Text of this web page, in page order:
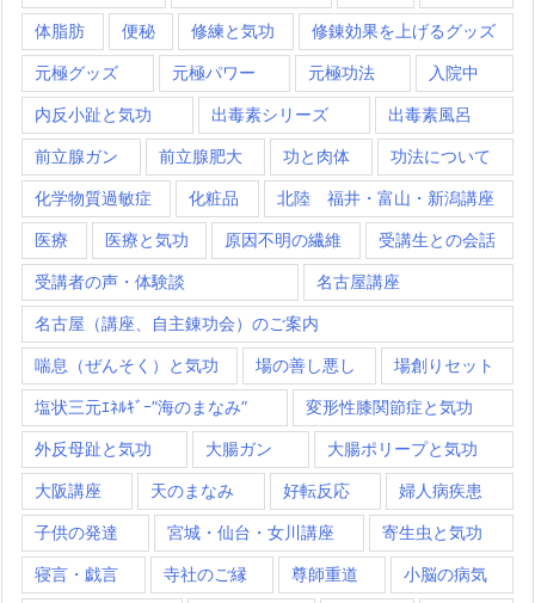
体脂肪 便秘 修練と気功 修錬効果を上げるグッズ
元極グッズ 元極パワー 元極功法 入院中
内反小趾と気功 出毒素シリーズ 出毒素風呂
前立腺ガン 前立腺肥大 功と肉体 功法について
化学物質過敏症 化粧品 北陸 福井・富山・新潟講座
医療 医療と気功 原因不明の繊維 受講生との会話
受講者の声・体験談 名古屋講座
名古屋（講座、自主錬功会）のご案内
喘息（ぜんそく）と気功 場の善し悪し 場創りセット
塩状三元ｴﾈﾙｷﾞｰ”海のまなみ” 変形性膝関節症と気功
外反母趾と気功 大腸ガン 大腸ポリープと気功
大阪講座 天のまなみ 好転反応 婦人病疾患
子供の発達 宮城・仙台・女川講座 寄生虫と気功
寝言・戯言 寺社のご縁 尊師重道 小脳の病気